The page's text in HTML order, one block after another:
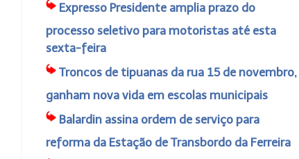
Expresso Presidente amplia prazo do
processo seletivo para motoristas até esta
sexta-feira
Troncos de tipuanas da rua 15 de novembro,
ganham nova vida em escolas municipais
Balardin assina ordem de serviço para
reforma da Estação de Transbordo da Ferreira